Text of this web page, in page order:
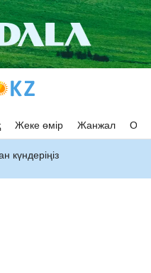
Жеке өмір Жанжал
күндеріңіз